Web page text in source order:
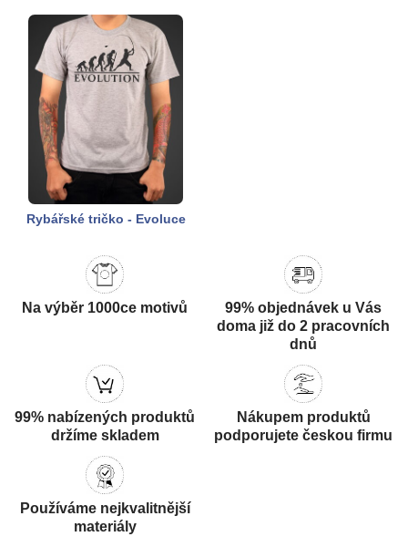
Rybářské tričko - Evoluce
Na výběr 1000ce motivů
99% objednávek u Vás
doma již do 2 pracovních
dnů
99% nabízených produktů
držíme skladem
Nákupem produktů
podporujete českou firmu
Používáme nejkvalitnější
materiály